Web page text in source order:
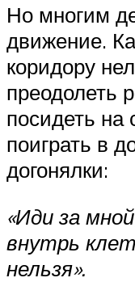
Но многим
движение.
коридору
преодолеть
посидеть на
поиграть в
догонялки:
«Иди за
внутрь
нельзя».